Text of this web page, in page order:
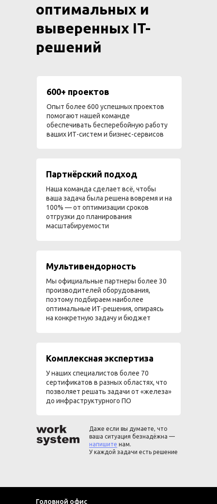
оптимальных и
выверенных IT-
решений
600+ проектов
Опыт более 600 успешных проектов
помогают нашей команде
обеспечивать бесперебойную работу
ваших ИТ-систем и бизнес-сервисов
Мультивендорность
Мы официальные партнеры более 30
производителей оборудования,
поэтому подбираем наиболее
оптимальные ИТ-решения, опираясь
на конкретную задачу и бюджет
Комплексная экспертиза
У наших специалистов более 70
сертификатов в разных областях, что
позволяет решать задачи от «железа»
до инфраструктурного ПО
Партнёрский подход
Наша команда сделает всё, чтобы
ваша задача была решена вовремя и на
100% — от оптимизации сроков
отгрузки до планирования
масштабируемости
Даже если вы думаете, что
ваша ситуация безнадёжна —
напишите нам.
У каждой задачи есть решение
Головной офис